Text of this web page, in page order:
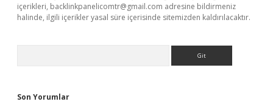
içerikleri, backlinkpanelicomtr@gmail.com adresine bildirmeniz
halinde, ilgili içerikler yasal süre içerisinde sitemizden kaldırılacaktır.
Son Yorumlar